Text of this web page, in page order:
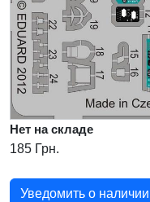
Нет на складе
185 Грн.
Уведомить о наличии